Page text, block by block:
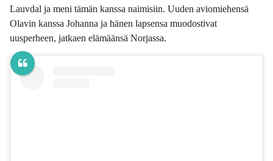
Lauvdal ja meni tämän kanssa naimisiin. Uuden aviomiehensä
Olavin kanssa Johanna ja hänen lapsensa muodostivat
uusperheen, jatkaen elämäänsä Norjassa.